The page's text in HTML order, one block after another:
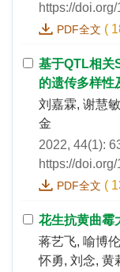
https://
PDF全文 (
基于QTL相关
的遗传多样性
刘嘉霖, 谢慧
金
2022, 44(1):
https://
PDF全文 (
花生抗黄曲霉
蒋艺飞, 喻博
怀勇, 刘念, 黄